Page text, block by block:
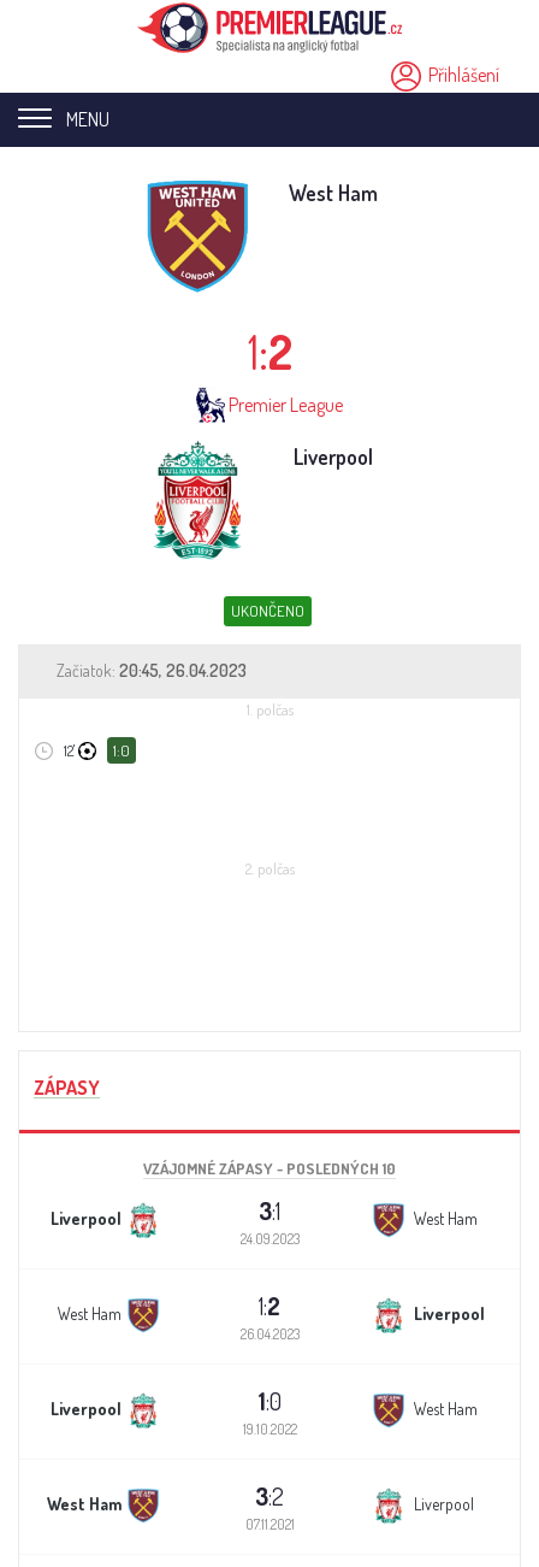
Přihlášení
MENU
Tipy
West Ham
1:2
Premier League
Liverpool
UKONČENO
Začiatok: 20:45, 26.04.2023
1. polčas
12' 1:0
2. polčas
ZÁPASY
VZÁJOMNÉ ZÁPASY - POSLEDNÝCH 10
Liverpool 3:1
24.09.2023
West Ham
West Ham 1:2
26.04.2023
Liverpool
Liverpool 1:0
19.10.2022
West Ham
West Ham 3:2
07.11.2021
Liverpool